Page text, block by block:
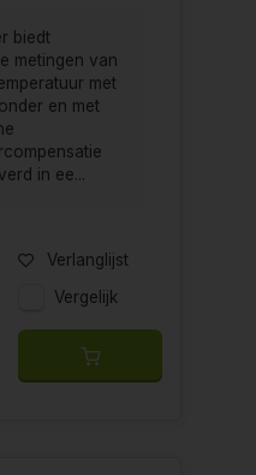
COMPENSATIE)
biedt
metingen van
met
en met
in ee...
Verlanglijst
Vergelijk